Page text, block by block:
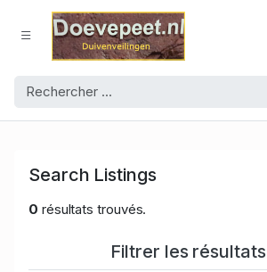
Search Listings
0 résultats trouvés.
Filtrer les résultats